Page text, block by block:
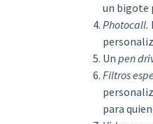
un bigote
Photocall.
Un pen
Filtros
para